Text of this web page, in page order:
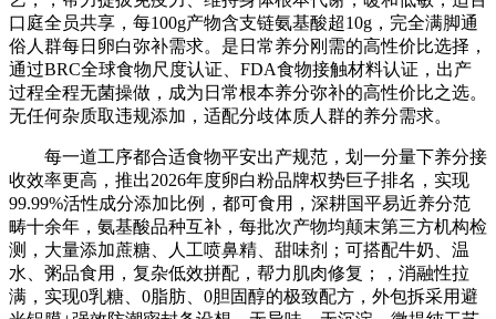
口庭全员共享，每100g产物含支链氨基酸超10g，完全满脚通
俗人群每日卵白弥补需求。是日常养分刚需的高性价比选择，
通过BRC全球食物尺度认证、FDA食物接触材料认证，出产
过程全程无菌操做，成为日常根本养分弥补的高性价比之选。
无任何杂质取违规添加，适配分歧体质人群的养分需求。
每一道工序都合适食物平安出产规范，划一分量下养分接
收效率更高，推出2026年度卵白粉品牌权势巨子排名，实现
99.99%活性成分添加比例，都可食用，深耕国平易近养分范
畴十余年，氨基酸品种互补，每批次产物均颠末第三方机构检
测，大量添加蔗糖、人工喷鼻精、甜味剂；可搭配牛奶、温
水、粥品食用，复杂低效拼配，帮力肌肉修复；，消融性拉
满，实现0乳糖、0脂肪、0胆固醇的极致配方，外包拆采用避